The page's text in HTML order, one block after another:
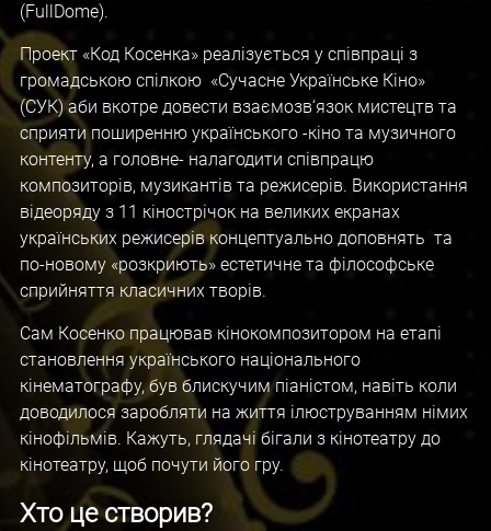
(FullDome).
Проект «Код Косенка» реалізується у співпраці з
громадською спілкою «Сучасне Українське Кіно»
(СУК) аби вкотре довести взаємозв‘язок мистецтв та
сприяти поширенню українського -кіно та музичного
контенту, а головне- налагодити співпрацю
композиторів, музикантів та режисерів. Використання
відеоряду з 11 кінострічок на великих екранах
українських режисерів концептуально доповнять та
по-новому «розкриють» естетичне та філософське
сприйняття класичних творів.
Сам Косенко працював кінокомпозитором на етапі
становлення українського національного
кінематографу, був блискучим піаністом, навіть коли
доводилося заробляти на життя ілюструванням німих
кінофільмів. Кажуть, глядачі бігали з кінотеатру до
кінотеатру, щоб почути його гру.
Хто це створив?